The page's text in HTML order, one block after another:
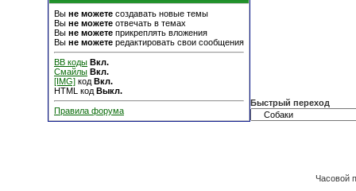
Вы не можете создавать новые темы
Вы не можете отвечать в темах
Вы не можете прикреплять вложения
Вы не можете редактировать свои сообщения
BB коды Вкл.
Смайлы Вкл.
[IMG] код Вкл.
HTML код Выкл.
Правила форума
Быстрый переход
Часовой